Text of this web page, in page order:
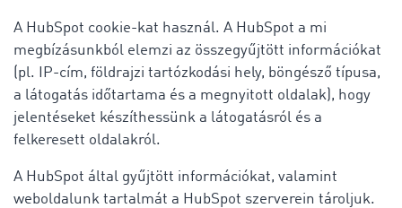
A HubSpot cookie-kat használ. A HubSpot a mi
megbízásunkból elemzi az összegyűjtött információkat
(pl. IP-cím, földrajzi tartózkodási hely, böngésző típusa,
a látogatás időtartama és a megnyitott oldalak), hogy
jelentéseket készíthessünk a látogatásról és a
felkeresett oldalakról.
A HubSpot által gyűjtött információkat, valamint
weboldalunk tartalmát a HubSpot szerverein tároljuk.